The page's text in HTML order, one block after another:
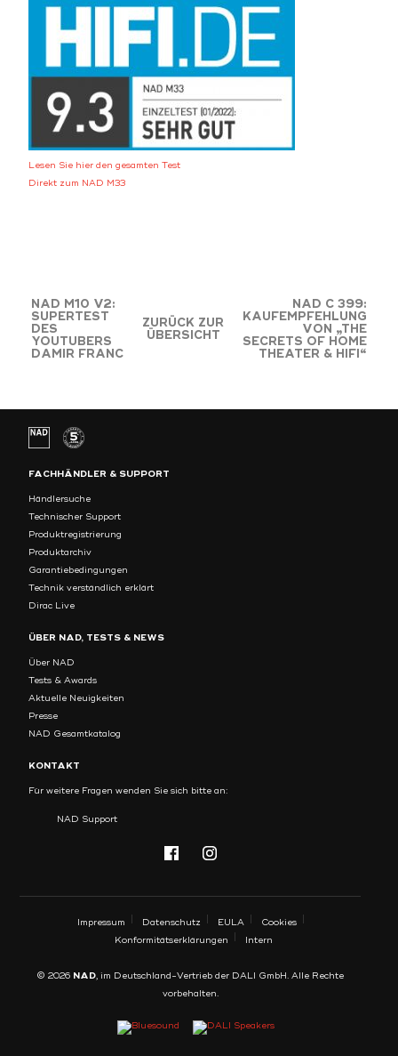
Lesen Sie hier den gesamten Test
Direkt zum NAD M33
NAD M10 V2:
SUPERTEST
DES
YOUTUBERS
DAMIR FRANC
ZURÜCK ZUR
ÜBERSICHT
NAD C 399:
KAUFEMPFEHLUNG
VON „THE
SECRETS OF HOME
THEATER & HIFI“
FACHHÄNDLER & SUPPORT
Händlersuche
Technischer Support
Produktregistrierung
Produktarchiv
Garantiebedingungen
Technik verständlich erklärt
Dirac Live
ÜBER NAD, TESTS & NEWS
Über NAD
Tests & Awards
Aktuelle Neuigkeiten
Presse
NAD Gesamtkatalog
KONTAKT
Für weitere Fragen wenden Sie sich bitte an:
NAD Support
Impressum Datenschutz EULA
Cookies
Konformitätserklärungen
Intern
© 2026 NAD, im Deutschland-Vertrieb der DALI GmbH. Alle Rechte
vorbehalten.